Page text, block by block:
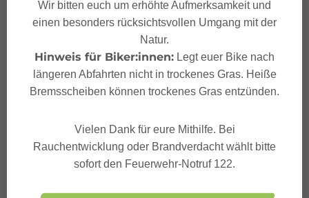
Wir bitten euch um erhöhte Aufmerksamkeit und
einen besonders rücksichtsvollen Umgang mit der
Natur.
Hinweis für Biker:innen: Legt euer Bike nach
längeren Abfahrten nicht in trockenes Gras. Heiße
Bremsscheiben können trockenes Gras entzünden.
Vielen Dank für eure Mithilfe. Bei
Rauchentwicklung oder Brandverdacht wählt bitte
sofort den Feuerwehr-Notruf 122.